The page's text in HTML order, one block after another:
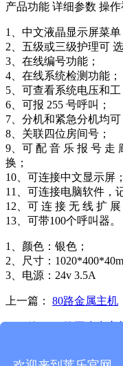
产品功能 详细参数 操作
1、中文液晶显示屏菜单
2、五级或三级护理可
3、在线编号功能；
4、在线系统检测功能；
5、可查看系统电压和工
6、可报 255 号呼叫；
7、分机和紧急分机均可
8、关联四位房间号；
9、可 配 音 乐 报 号 走
换；
10、可连接中文显示屏；
11、可连接电脑软件，
12、可 连 接 无 线 扩 展
13、可带100个呼叫器。
1、颜色：银色；
2、尺寸：
3、电源：24v 3.5A
上一篇： 80路金属主机